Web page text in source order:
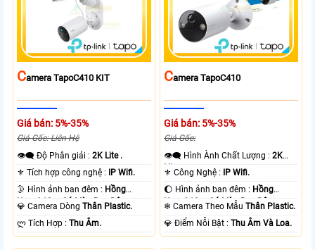
CAmera TapoC410 KIT
Giá bán: 5%-35%
Giá Gốc: Liên Hệ
👁️‍🗨 Độ Phân giải :2K Lite .
⚜️ Tích hợp công nghệ :
IP Wifi.
🌛 Hình ảnh ban đêm : Hồng
Ngoại 10m Có Màu Ban Ðêm.
💎 Camera DòngThân Plastic.
️ლ Tích Hợp :Thu Âm.
CAmera TapoC410
Giá bán: 5%-35%
Giá Gốc:
👁️‍🗨 Hình Ành Chất Lượng :2K
Lite .
⚜️ Công Nghệ :
IP Wifi.
🌔 Hình ảnh ban đêm : Hồng
Ngoại 10m Có Màu Ban Ðêm.
❄ Camera Theo MẫuThân Plastic.
️💎 Điểm Nỗi Bật :Thu Âm Và Loa.